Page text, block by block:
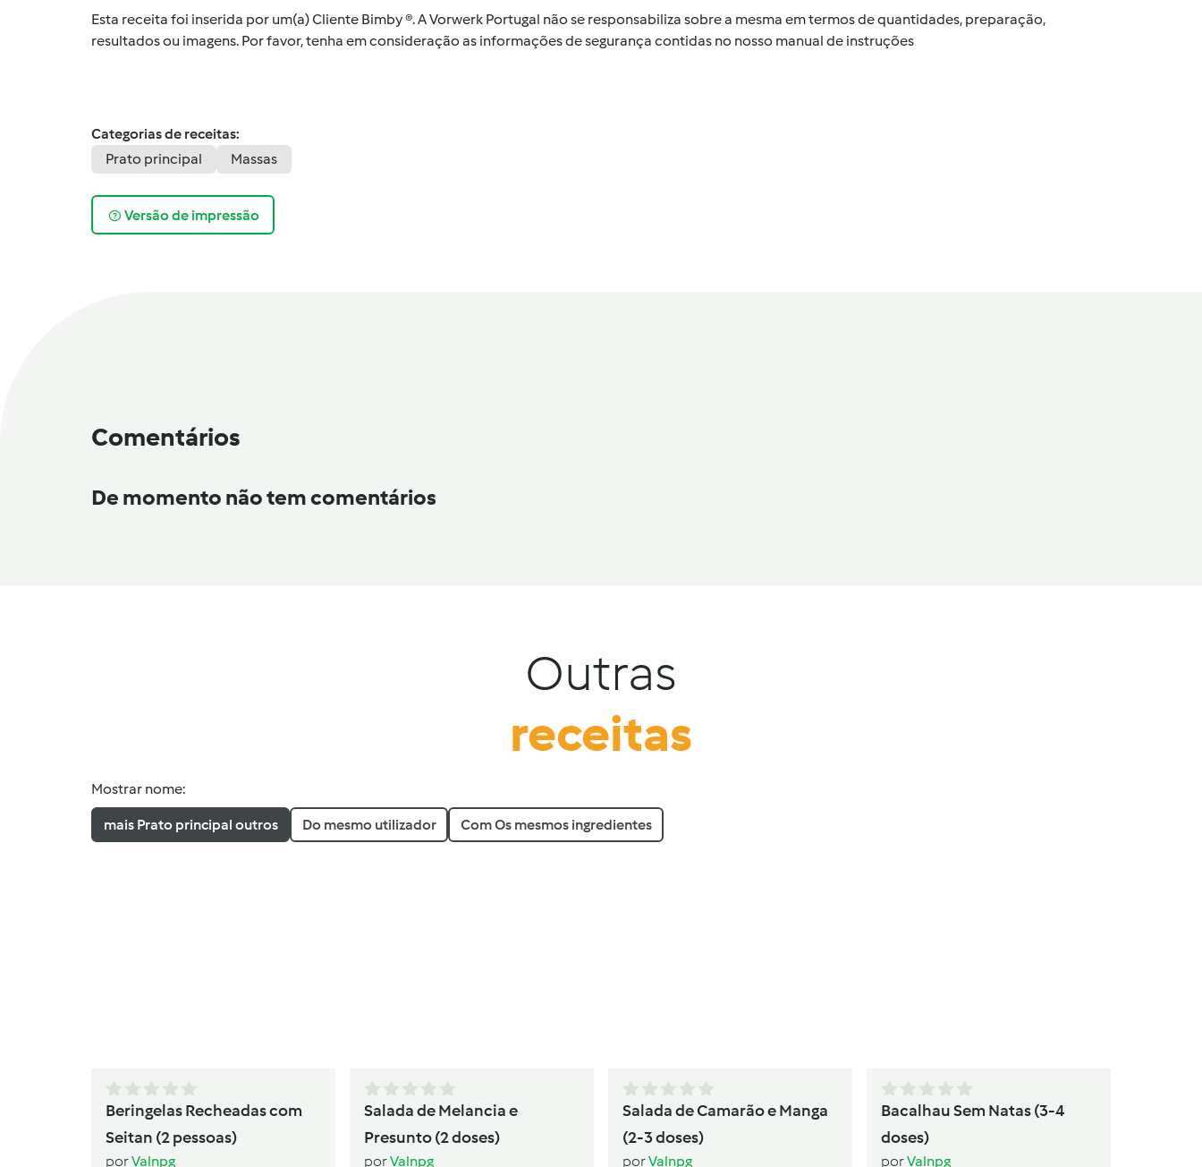
Esta receita foi inserida por um(a) Cliente Bimby ®. A Vorwerk Portugal não se responsabiliza sobre a mesma em termos de quantidades, preparação,
resultados ou imagens. Por favor, tenha em consideração as informações de segurança contidas no nosso manual de instruções
Categorias de receitas:
Prato principal
Massas
Versão de impressão
Comentários
De momento não tem comentários
Outras
receitas
Mostrar nome:
mais Prato principal outros Do mesmo utilizador Com Os mesmos ingredientes
Beringelas Recheadas com
Seitan (2 pessoas)
porValnpg
Salada de Melancia e
Presunto (2 doses)
porValnpg
Salada de Camarão e Manga
(2-3 doses)
porValnpg
Bacalhau Sem Natas (3-4
doses)
porValnpg